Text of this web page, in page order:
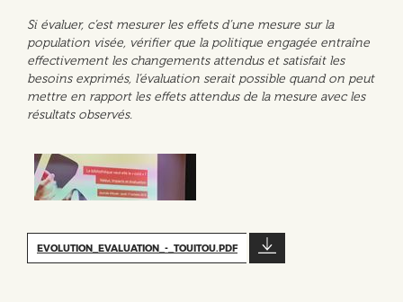
Si évaluer, c’est mesurer les effets d’une mesure sur la
population visée, vérifier que la politique engagée entraîne
effectivement les changements attendus et satisfait les
besoins exprimés, l’évaluation serait possible quand on peut
mettre en rapport les effets attendus de la mesure avec les
résultats observés.
EVOLUTION_EVALUATION_-_TOUITOU.PDF